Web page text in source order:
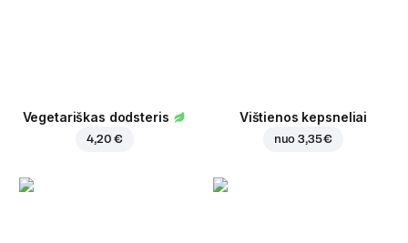
Vegetariškas dodsteris
4,20 €
Vištienos kepsneliai
nuo3,35 €